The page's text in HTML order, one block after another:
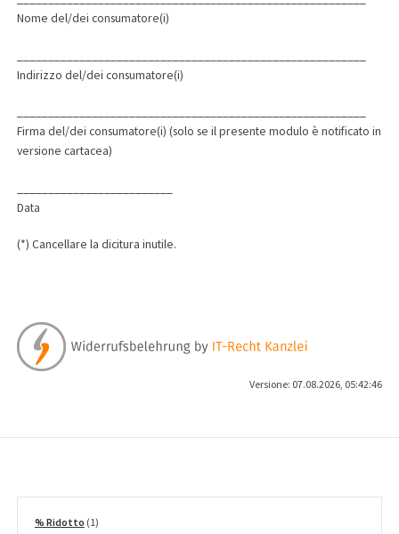
Nome del/dei consumatore(i)
Indirizzo del/dei consumatore(i)
Firma del/dei consumatore(i) (solo se il presente modulo è notificato in
versione cartacea)
Data
(*) Cancellare la dicitura inutile.
Versione: 07.08.2026, 05:42:46
% Ridotto 11